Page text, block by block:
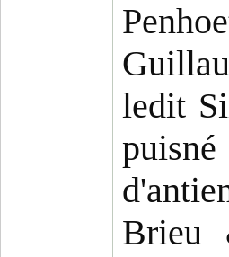
ledit
Brieu